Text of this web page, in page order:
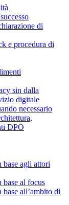
di
e procedura di
sin dalla
digitale
necessario
DPO
agli attori
al focus
all’ambito di